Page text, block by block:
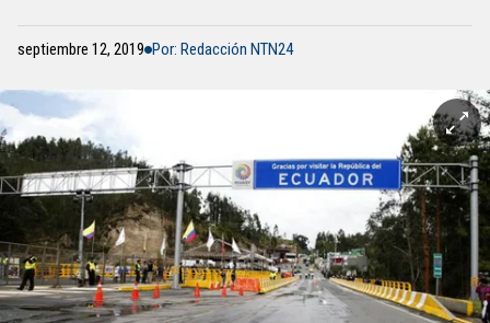
septiembre 12, 2019 Por: Redacción NTN24